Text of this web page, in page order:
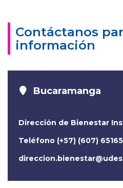
Contáctanos
información
Bucaramanga
Dirección de Bienestar
Teléfono (+57) (607)